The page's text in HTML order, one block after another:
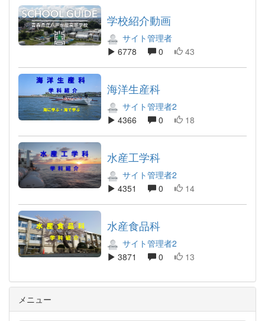
学校紹介動画
サイト管理者
6778
0 43
海洋生産科
サイト管理者2
4366
0 18
水産工学科
サイト管理者2
4351
0 14
水産食品科
サイト管理者2
3871
0 13
メニュー